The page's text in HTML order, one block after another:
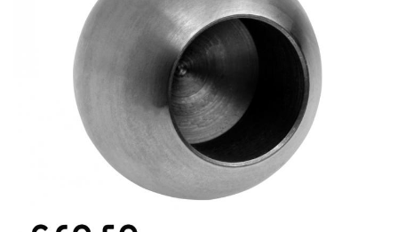
Balustrada inox / metalica
Ancore - Flanse - Placute
Fitting-uri balustrada inox
Cabluri si accesorii balustrada inox
Capace - dopuri capat teava
Capace mascare
Montanti echipati balustrada inox